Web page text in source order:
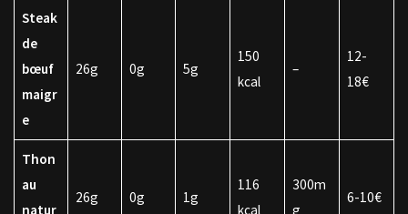
Steak
de
bœuf
maigr
e
26g 0g 5g
150
kcal
–
12-
18€
Thon
au
natur
26g 0g 1g
116
kcal
300m
g
6-10€